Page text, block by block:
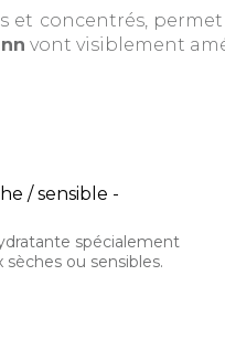
et concentrés,
vont visiblement
/ sensible -
spécialement
ou sensibles.